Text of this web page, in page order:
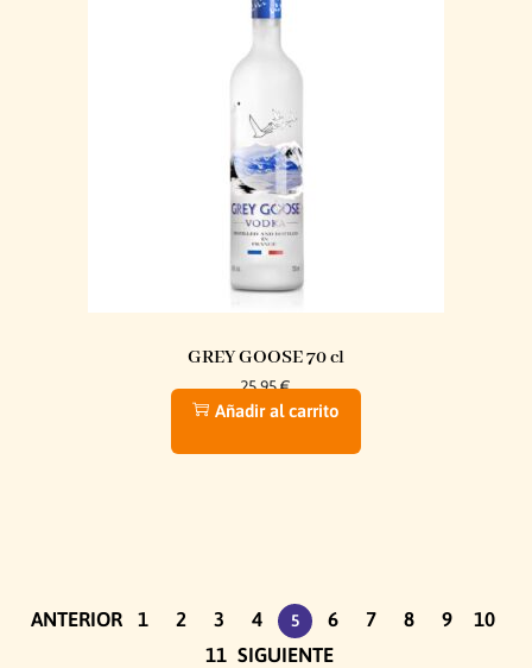
GREY GOOSE 70 cl
25,95€
Añadir al carrito
ANTERIOR 1 2 3 4 5 6 7 8 9
10
11 SIGUIENTE